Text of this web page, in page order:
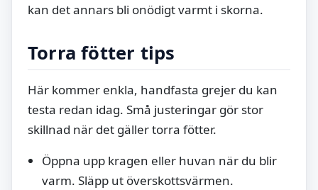
kan det annars bli onödigt varmt i skorna.
Torra fötter tips
Här kommer enkla, handfasta grejer du kan
testa redan idag. Små justeringar gör stor
skillnad när det gäller torra fötter.
Öppna upp kragen eller huvan när du blir
varm. Släpp ut överskottsvärmen.